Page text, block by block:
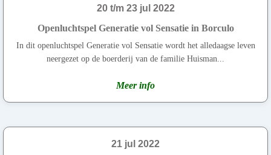
20 t/m 23 jul 2022
Openluchtspel Generatie vol Sensatie in Borculo
In dit openluchtspel Generatie vol Sensatie wordt het alledaagse leven
neergezet op de boerderij van de familie Huisman...
Meer info
21 jul 2022